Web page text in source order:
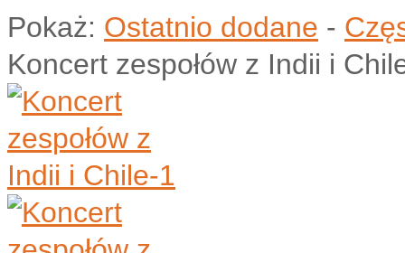
Pokaż: Ostatnio dodane -
Koncert zespołów z Indii i